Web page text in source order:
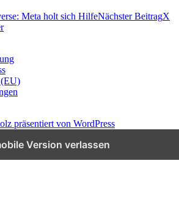
Meta holt sich HilfeNächster BeitragX
zu KI, Social Media und
präsentiert von WordPress
Version verlassen